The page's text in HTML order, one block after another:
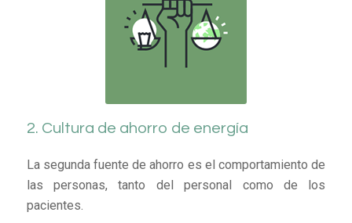
2. Cultura de ahorro de energía
La segunda fuente de ahorro es el comportamiento de
las personas, tanto del personal como de los
pacientes.